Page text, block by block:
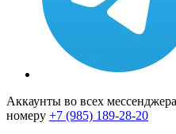
Аккаунты во всех
номеру +7 (985) 189-28-20